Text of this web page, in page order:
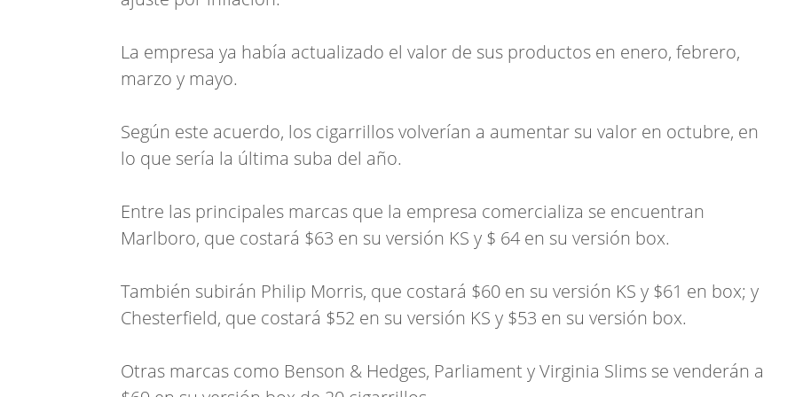
La empresa ya había actualizado el valor de sus productos en enero, febrero,
marzo y mayo.
Según este acuerdo, los cigarrillos volverían a aumentar su valor en octubre, en
lo que sería la última suba del año.
Entre las principales marcas que la empresa comercializa se encuentran
Marlboro, que costará $63 en su versión KS y $ 64 en su versión box.
También subirán Philip Morris, que costará $60 en su versión KS y $61 en box; y
Chesterfield, que costará $52 en su versión KS y $53 en su versión box.
Otras marcas como Benson & Hedges, Parliament y Virginia Slims se venderán a